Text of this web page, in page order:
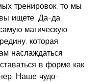
тренировок, то мы
ищете. Да-да,
магическую
которая
наслаждаться
в форме как
Наше чудо-